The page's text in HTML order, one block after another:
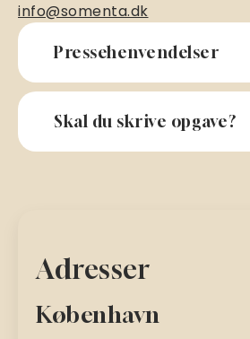
info@somenta.dk
Pressehenvendelser
Skal du skrive opgave?
Adresser
København